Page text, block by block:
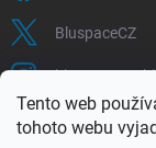
Tento web
tohoto webu
BluspaceCZ